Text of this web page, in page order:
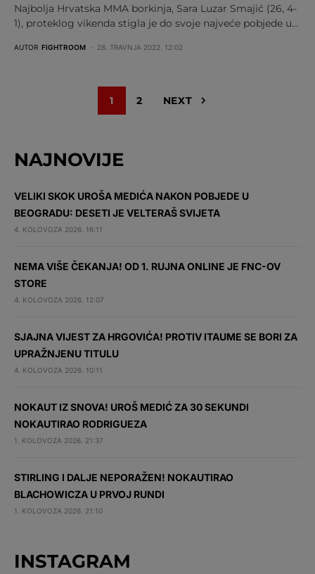
Najbolja Hrvatska MMA borkinja, Sara Luzar Smajić (26, 4-
1), proteklog vikenda stigla je do svoje najveće pobjede u…
AUTOR FIGHTROOM 28. TRAVNJA 2022. 12:02
1 2 NEXT
NAJNOVIJE
VELIKI SKOK UROŠA MEDIĆA NAKON POBJEDE U
BEOGRADU: DESETI JE VELTERAŠ SVIJETA
4. KOLOVOZA 2026. 16:11
NEMA VIŠE ČEKANJA! OD 1. RUJNA ONLINE JE FNC-OV
STORE
4. KOLOVOZA 2026. 12:07
SJAJNA VIJEST ZA HRGOVIĆA! PROTIV ITAUME SE BORI ZA
UPRAŽNJENU TITULU
4. KOLOVOZA 2026. 10:11
NOKAUT IZ SNOVA! UROŠ MEDIĆ ZA 30 SEKUNDI
NOKAUTIRAO RODRIGUEZA
1. KOLOVOZA 2026. 21:37
STIRLING I DALJE NEPORAŽEN! NOKAUTIRAO
BLACHOWICZA U PRVOJ RUNDI
1. KOLOVOZA 2026. 21:10
INSTAGRAM